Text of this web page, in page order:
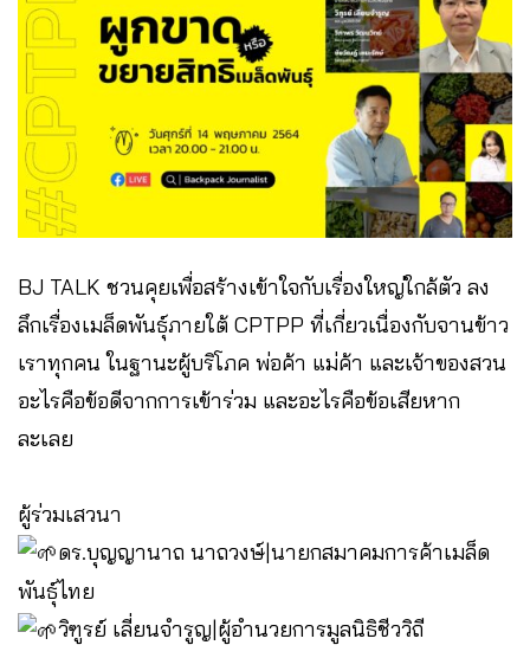
BJ TALK ชวนคุยเพื่อสร้างเข้าใจกับเรื่องใหญ่ใกล้ตัว ลง
ลึกเรื่องเมล็ดพันธุ์ภายใต้ CPTPP ที่เกี่ยวเนื่องกับจานข้าว
เราทุกคน ในฐานะผู้บริโภค พ่อค้า แม่ค้า และเจ้าของสวน
อะไรคือข้อดีจากการเข้าร่วม และอะไรคือข้อเสียหาก
ละเลย
ผู้ร่วมเสวนา
ดร.บุญญานาถ นาถวงษ์|นายกสมาคมการค้าเมล็ด
พันธุ์ไทย
วิฑูรย์ เลี่ยนจำรูญ|ผู้อำนวยการมูลนิธิชีววิถี